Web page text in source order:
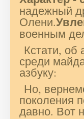
надежный
Олени.
военным
Кстати, об
среди
азбуку:
Но,
поколения
давно. Вот